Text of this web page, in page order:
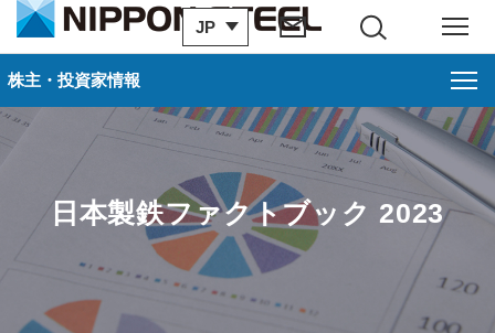
JP
サイト内検索 メニュー
日本製鉄ファクトブック 2023
株主・投資家情報